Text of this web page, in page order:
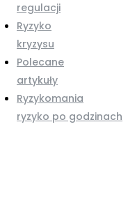
regulacji
Ryzyko
kryzysu
Polecane
artykuły
Ryzykomania
ryzyko po godzinach